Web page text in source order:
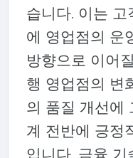
습니다. 이는 고
에 영업점의 운
방향으로 이어
행 영업점의 변
의 품질 개선에
계 전반에 긍정
입니다. 금융